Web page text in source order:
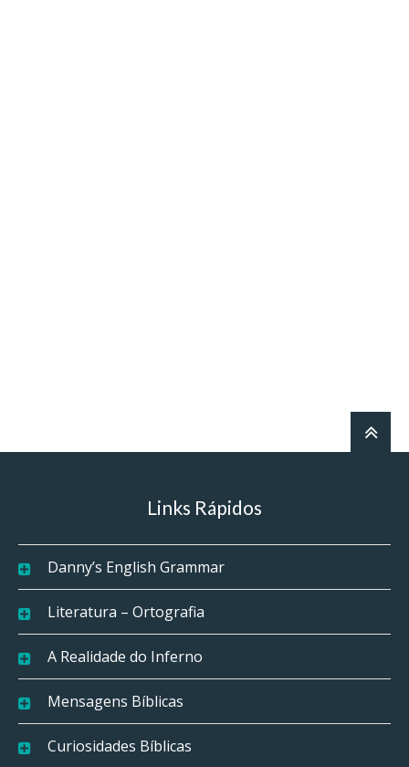
Links Rápidos
Danny’s English Grammar
Literatura – Ortografia
A Realidade do Inferno
Mensagens Bíblicas
Curiosidades Bíblicas